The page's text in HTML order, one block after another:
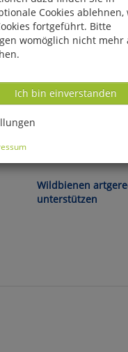
Wildbienen
unterstützen
Cookies ablehnen,
fortgeführt. Bitte
womöglich nicht mehr
Datenverarbeitung -
Ich bin einverstanden
-
notwendigen
Ihrer Einstellungen
Verfügung stehen.